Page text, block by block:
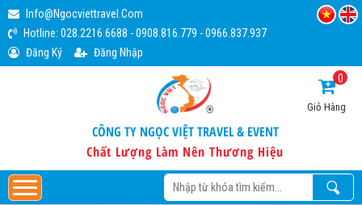
Info@ngocviettravel.com
Hotline: 028.2216.6688 -0908.816.779 -0966.837.937
Đăng Ký
Đăng Nhập
CÔNG TY NGỌC VIỆT TRAVEL & EVENT
Chất Lượng Làm Nên Thương Hiệu
Giỏ Hàng
0